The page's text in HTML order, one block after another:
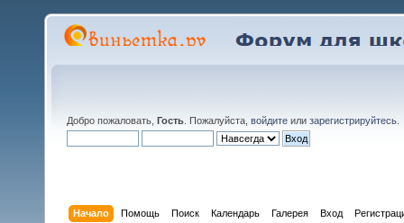
Добро пожаловать, Гость . Пожалуйста, войдите или зарегистрируйтесь
Начало Помощь Поиск Календарь Галерея Вход